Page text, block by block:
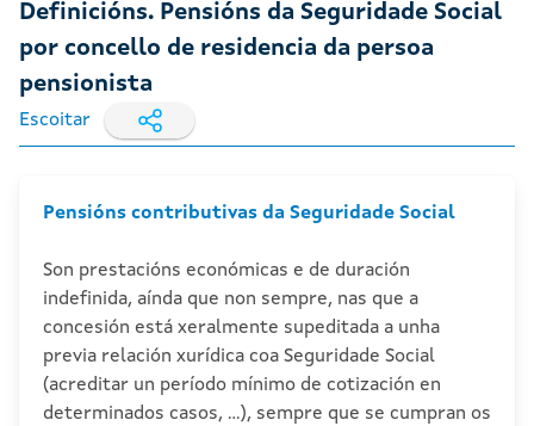
Definicións. Pensións da Seguridade Social
por concello de residencia da persoa
pensionista
Escoitar
Pensións contributivas da Seguridade Social
Son prestacións económicas e de duración
indefinida, aínda que non sempre, nas que a
concesión está xeralmente supeditada a unha
previa relación xurídica coa Seguridade Social
(acreditar un período mínimo de cotización en
determinados casos, ...), sempre que se cumpran os